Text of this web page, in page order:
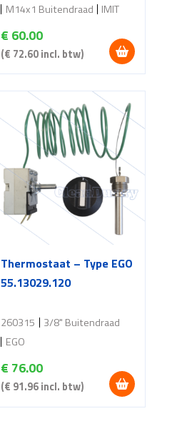
€ 60.00
(€ 72.60incl. btw)
M14x1 Buitendraad IMIT
Thermostaat – Type EGO
55.13029.120
€ 76.00
(€ 91.96incl. btw)
260315
3/8" Buitendraad
EGO